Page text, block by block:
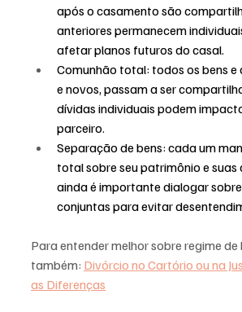
após o casamento são
anteriores permanecem
afetar planos futuros do casal.
Comunhão total: todos os bens e
e novos, passam a ser
dívidas individuais podem
parceiro.
Separação de bens: cada um
total sobre seu patrimônio e suas
ainda é importante dialogar
conjuntas para evitar
Para entender melhor sobre regime de
também: Divórcio no Cartório ou na
as Diferenças